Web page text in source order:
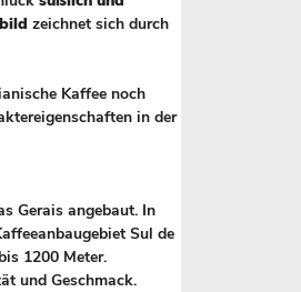
zeichnet sich durch
Kaffee noch
in der
Gerais angebaut. In
Sul de
1200 Meter.
und Geschmack.